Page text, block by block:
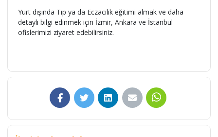
Yurt dışında Tıp ya da Eczacılık eğitimi almak ve daha
detaylı bilgi edinmek için İzmir, Ankara ve İstanbul
ofislerimizi ziyaret edebilirsiniz.